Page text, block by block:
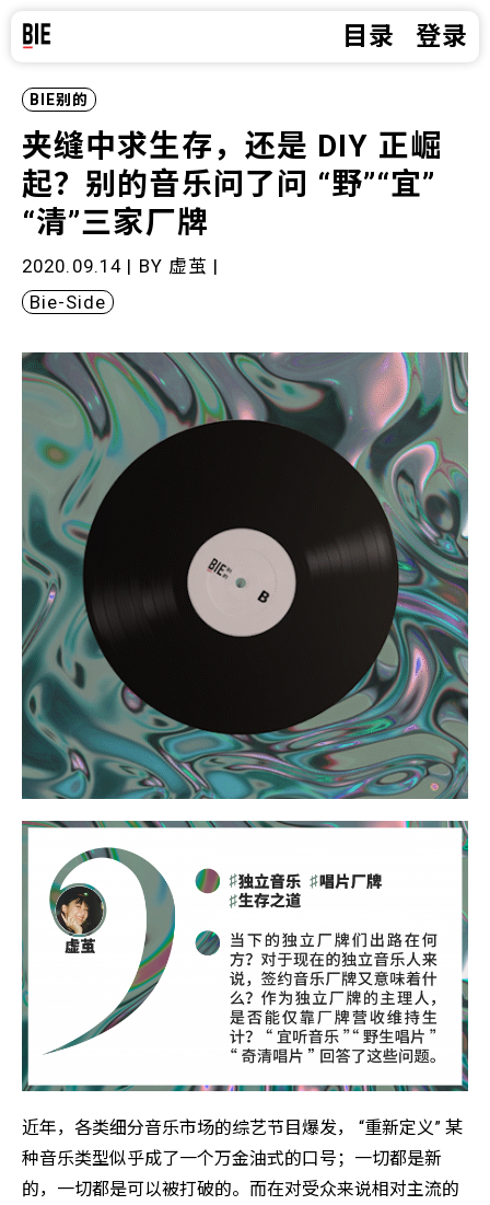
目录 登录
BIE别的
夹缝中求生存，还是 DIY 正崛
起？别的音乐问了问 “野”“宜”
“清”三家厂牌
2020.09.14 | BY 虚茧 |
Bie-Side
近年，各类细分音乐市场的综艺节目爆发， “重新定义” 某
种音乐类型似乎成了一个万金油式的口号；一切都是新
的，一切都是可以被打破的。而在对受众来说相对主流的